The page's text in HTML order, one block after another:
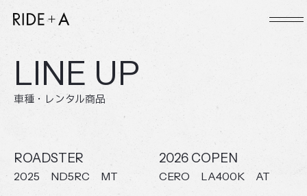
メ
LINE UP
車種・レンタル商品
ROADSTER
2025 ND5RC MT
2026 COPEN
CERO LA400K AT